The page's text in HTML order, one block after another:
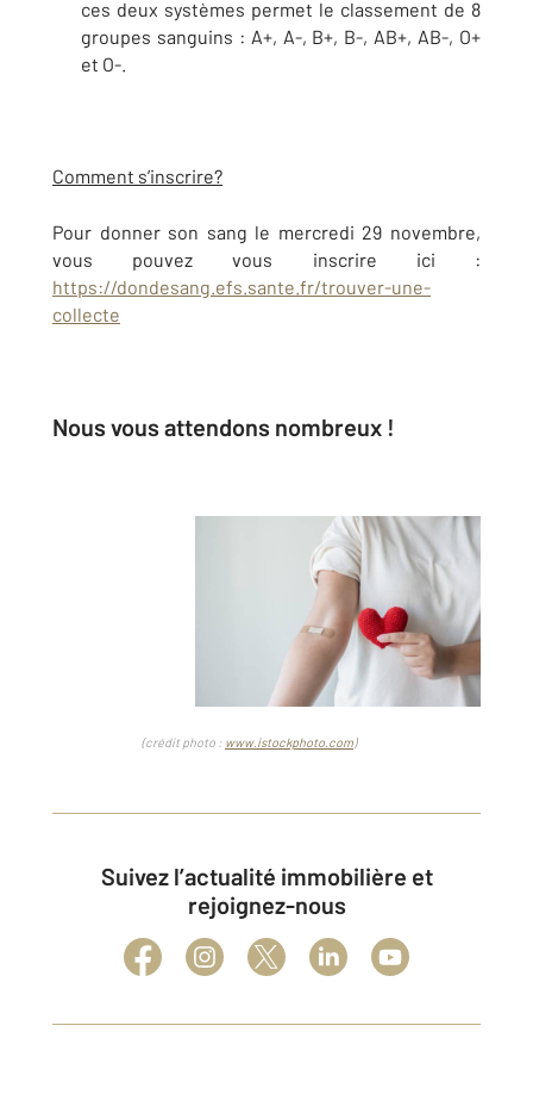
ces deux systèmes permet le classement de 8
groupes sanguins : A+, A-, B+, B-, AB+, AB-, O+
et O-.
Comment s’inscrire?
Pour donner son sang le mercredi 29 novembre,
vous pouvez vous inscrire ici :
https://dondesang.efs.sante.fr/trouver-une-
collecte
Nous vous attendons nombreux !
(crédit photo : www.istockphoto.com)
Suivez l’actualité immobilière et
rejoignez-nous